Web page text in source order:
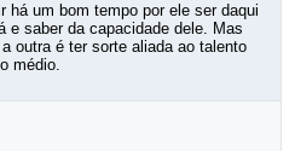
há um bom tempo por ele ser daqui
e saber da capacidade dele. Mas
outra é ter sorte aliada ao talento
médio.